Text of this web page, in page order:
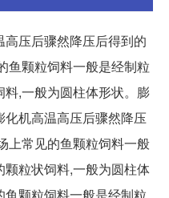
压后骤然降压后得到的
鱼颗粒饲料一般是经制粒
,一般为圆柱体形状。膨
机高温高压后骤然降压
上常见的鱼颗粒饲料一般
粒状饲料,一般为圆柱体